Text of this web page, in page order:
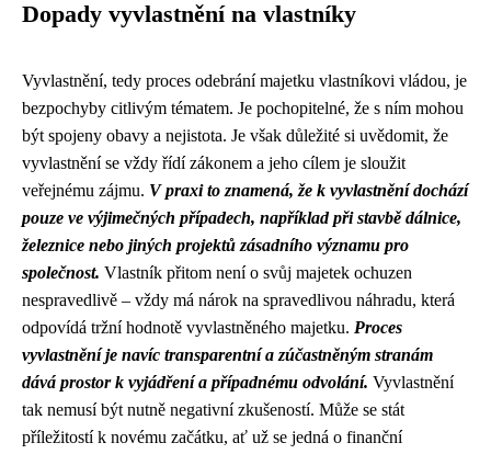
Dopady vyvlastnění na vlastníky
Vyvlastnění, tedy proces odebrání majetku vlastníkovi vládou, je
bezpochyby citlivým tématem. Je pochopitelné, že s ním mohou
být spojeny obavy a nejistota. Je však důležité si uvědomit, že
vyvlastnění se vždy řídí zákonem a jeho cílem je sloužit
veřejnému zájmu. V praxi to znamená, že k vyvlastnění dochází
pouze ve výjimečných případech, například při stavbě dálnice,
železnice nebo jiných projektů zásadního významu pro
společnost. Vlastník přitom není o svůj majetek ochuzen
nespravedlivě – vždy má nárok na spravedlivou náhradu, která
odpovídá tržní hodnotě vyvlastněného majetku. Proces
vyvlastnění je navíc transparentní a zúčastněným stranám
dává prostor k vyjádření a případnému odvolání. Vyvlastnění
tak nemusí být nutně negativní zkušeností. Může se stát
příležitostí k novému začátku, ať už se jedná o finanční